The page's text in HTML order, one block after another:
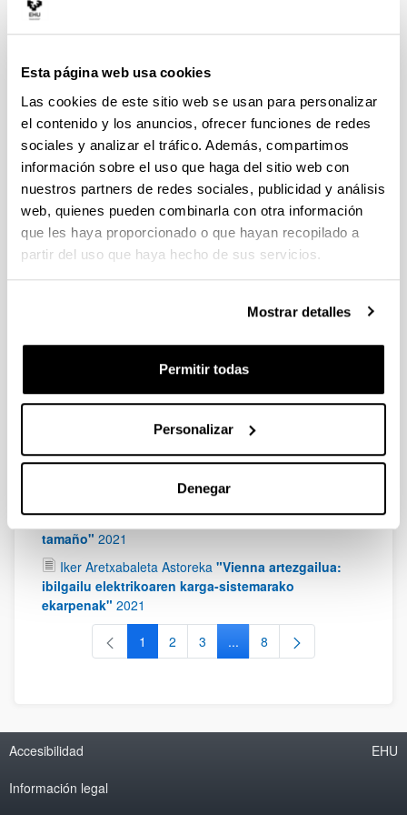
Esta página web usa cookies
Las cookies de este sitio web se usan para personalizar
el contenido y los anuncios, ofrecer funciones de redes
sociales y analizar el tráfico. Además, compartimos
información sobre el uso que haga del sitio web con
nuestros partners de redes sociales, publicidad y análisis
web, quienes pueden combinarla con otra información
que les haya proporcionado o que hayan recopilado a
partir del uso que haya hecho de sus servicios.
Mostrar detalles
Permitir todas
Personalizar
Denegar
Architecture for the Smart Grid" 2024
Sara Alonso Salazar
"Contributions to Real-Time
and Isolation Features in Virtualization for
Heterogeneous Embedded Systems" 2024
Andrés Mauricio Sierra González"Control
Solutions for Multiphase Permanent Magnet
Synchronous Machine Drives Applied to Electric
Vehicles" 2023
Nerea Arandia Gainza"Medical Devices with
Embedded Electronics: Design and Development
Methodology for Start-Ups" 2023
Endika Robles Pérez"Nuevo convertidor de
derivados de la tensión de modo común en el tren
David Marcos Guerrero"Functional Safety in
Batteries" 2022
Markel Fernández Zubizarreta
"Fase anizdun
bihurgailuentzako modulazio berriak" 2022
Eneko Ortega Martín"Nueva metodología de
monitorización para la caracterización de módulos
fotovoltaicos individuales en sistemas de gran
tamaño" 2021
Iker Aretxabaleta Astoreka "Vienna artezgailua:
ibilgailu elektrikoaren karga-sistemarako
ekarpenak" 2021
Página
1 Página
2 Página
3 ...Páginas intermedias Use
Página
8
Accesibilidad
Información legal
EHU